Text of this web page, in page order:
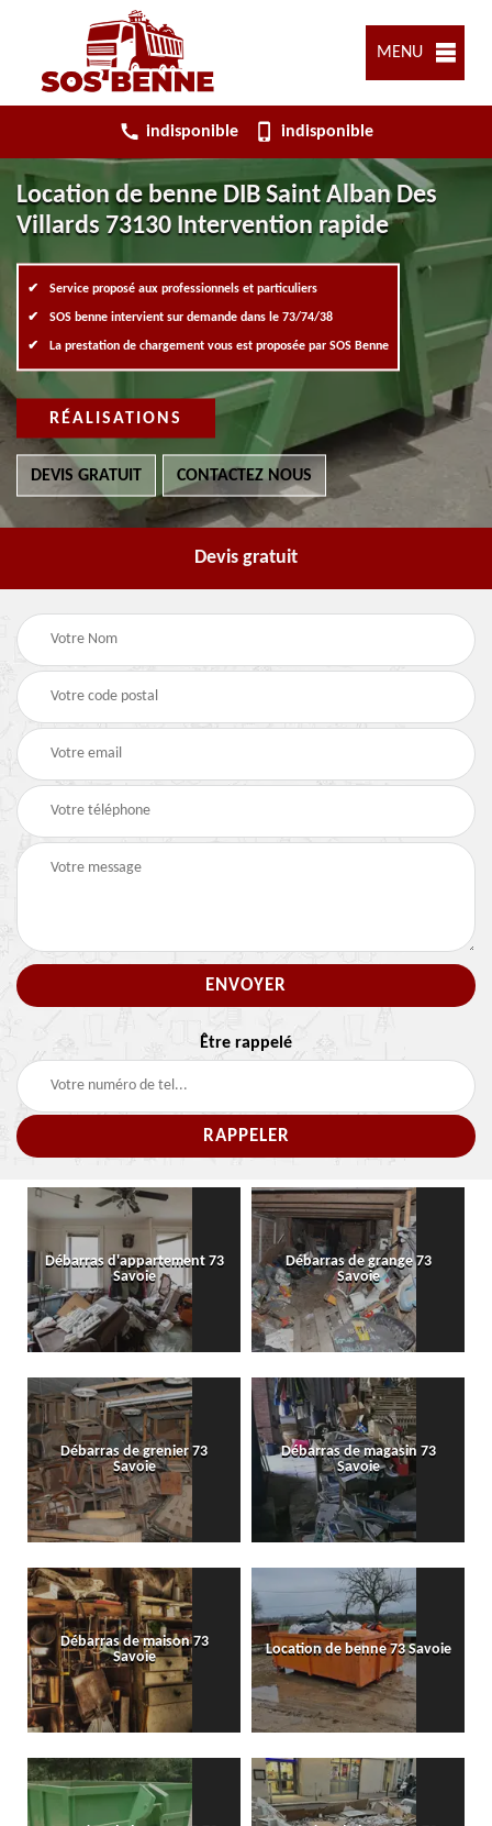
MENU
indisponible indisponible
Location de benne DIB Saint Alban Des
Villards 73130 Intervention rapide
Service proposé aux professionnels et particuliers
SOS benne intervient sur demande dans le 73/74/38
La prestation de chargement vous est proposée par SOS Benne
RÉALISATIONS
DEVIS GRATUIT CONTACTEZ NOUS
Devis gratuit
Être rappelé
Débarras d'appartement 73
Savoie
Débarras de grange 73
Savoie
Débarras de grenier 73
Savoie
Débarras de magasin 73
Savoie
Débarras de maison 73
Savoie
Location de benne 73 Savoie